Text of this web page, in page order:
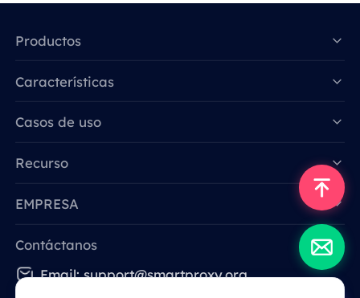
Productos
Características
Casos de uso
Recurso
EMPRESA
Contáctanos
Email: support@smartproxy.org